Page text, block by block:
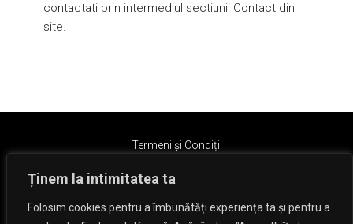
Ținem la intimitatea ta
Folosim cookies pentru a îmbunătăți experiența ta și pentru a
contactati prin intermediul sectiunii Contact din
site.
Termeni și Condiții